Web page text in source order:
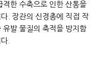
한 수축으로 인한 산통을
. 장관의 신경총에 직접 작
발 물질의 축적을 방지함
.